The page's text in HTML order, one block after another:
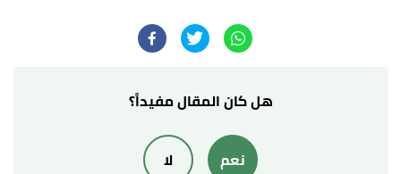
، اطّلع عليه بتاريخ 4/11/2023. بتصرّف.
، اطّلع عليه بتاريخ 4/11/2023. بتصرّف.
"قصة إسلام عمرو بن العاص"
هل كان المقال مفيداً؟
نعم لا